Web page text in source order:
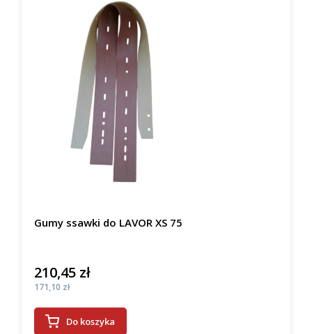
Gumy ssawki do LAVOR XS 75
Cena
210,45 zł
Cena
171,10 zł
Do koszyka